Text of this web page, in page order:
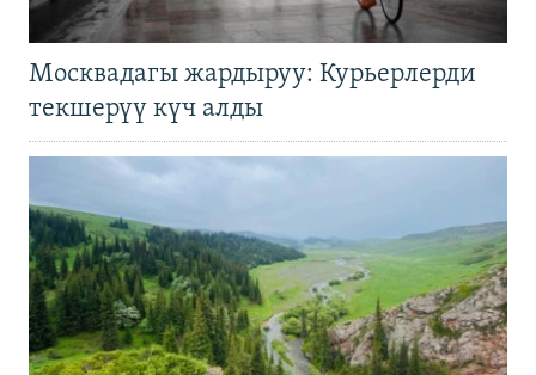
Москвадагы жардыруу: Курьерлерди
текшерүү күч алды